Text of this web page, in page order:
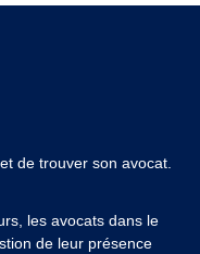
de trouver son avocat.
les avocats dans le
de leur présence